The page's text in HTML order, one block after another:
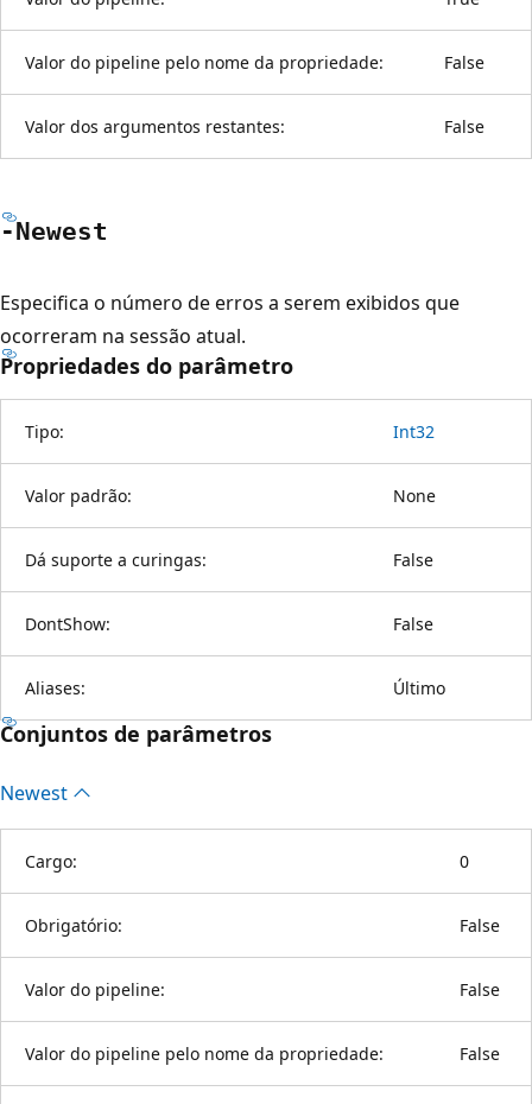
Valor do pipeline pelo nome da propriedade: False
Valor dos argumentos restantes: False
-Newest
Especifica o número de erros a serem exibidos que
ocorreram na sessão atual.
Propriedades do parâmetro
Tipo: Int32
Valor padrão: None
Dá suporte a curingas: False
DontShow: False
Aliases: Último
Conjuntos de parâmetros
Newest
Cargo: 0
Obrigatório: False
Valor do pipeline: False
Valor do pipeline pelo nome da propriedade: False